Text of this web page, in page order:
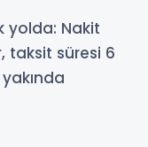
yolda: Nakit
taksit süresi 6